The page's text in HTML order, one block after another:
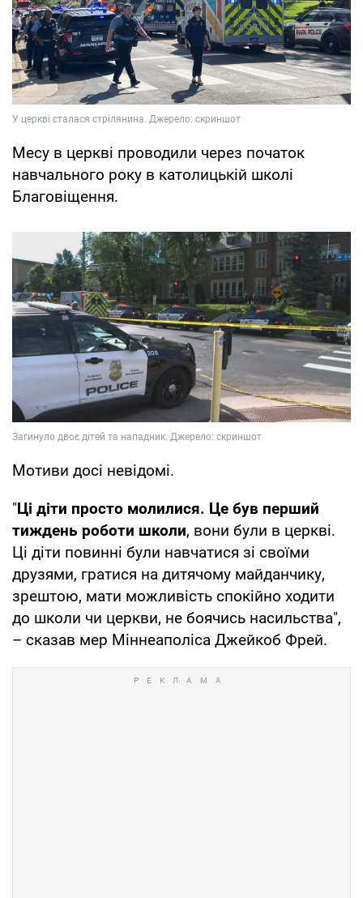
Месу в церкві проводили через початок
навчального року в католицькій школі
Благовіщення.
Мотиви досі невідомі.
"Ці діти просто молилися. Це був перший
тиждень роботи школи, вони були в церкві.
Ці діти повинні були навчатися зі своїми
друзями, гратися на дитячому майданчику,
зрештою, мати можливість спокійно ходити
до школи чи церкви, не боячись насильства",
– сказав мер Міннеаполіса Джейкоб Фрей.